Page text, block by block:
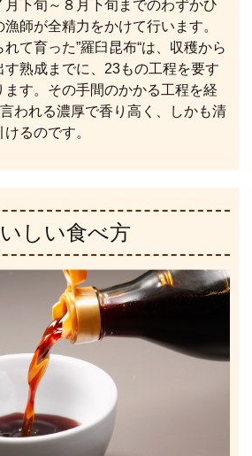
下旬～８月下旬までのわずかひ
師が全精力をかけて行います。
て育った”羅臼昆布“は、収穫から
熟成までに、23もの工程を要す
ます。その手間のかかる工程を経
言われる濃厚で香り高く、しかも清
るのです。
しい食べ方